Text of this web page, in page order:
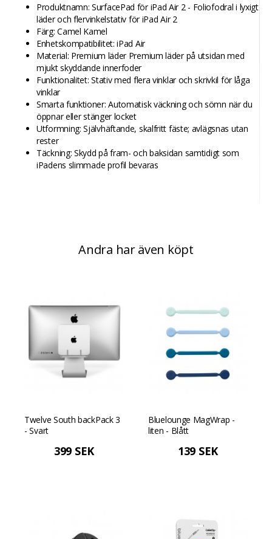
Produktnamn: SurfacePad för iPad Air 2 - Foliofodral i lyxigt
läder och flervinkelstativ för iPad Air 2
Färg: Camel Kamel
Enhetskompatibilitet: iPad Air
Material: Premium läder Premium läder på utsidan med
mjukt skyddande innerfoder
Funktionalitet: Stativ med flera vinklar och skrivkil för låga
vinklar
Smarta funktioner: Automatisk väckning och sömn när du
öppnar eller stänger locket
Utformning: Självhäftande, skalfritt fäste; avlägsnas utan
rester
Täckning: Skydd på fram- och baksidan samtidigt som
iPadens slimmade profil bevaras
Andra har även köpt
Twelve South backPack 3
- Svart
399 SEK
Bluelounge MagWrap -
liten - Blått
139 SEK